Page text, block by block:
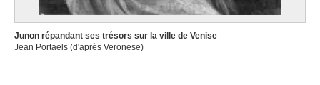
Junon répandant ses trésors sur la ville de Venise
Jean Portaels (d'après Veronese)